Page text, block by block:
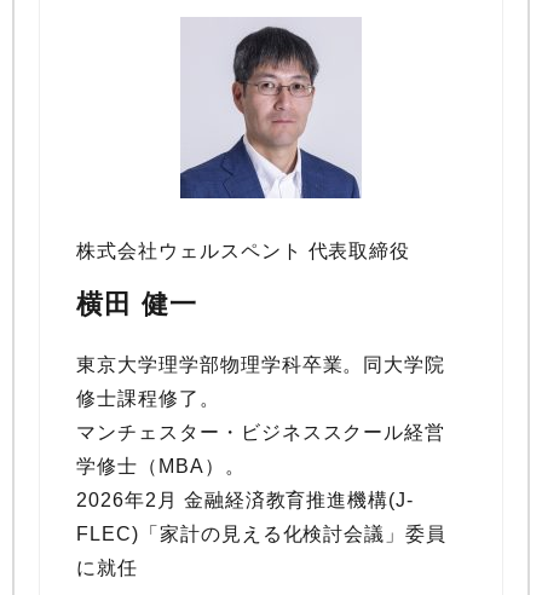
株式会社ウェルスペント 代表取締役
横田 健一
東京大学理学部物理学科卒業。同大学院
修士課程修了。
マンチェスター・ビジネススクール経営
学修士（MBA）。
2026年2月 金融経済教育推進機構(J-
FLEC)「家計の見える化検討会議」委員
に就任